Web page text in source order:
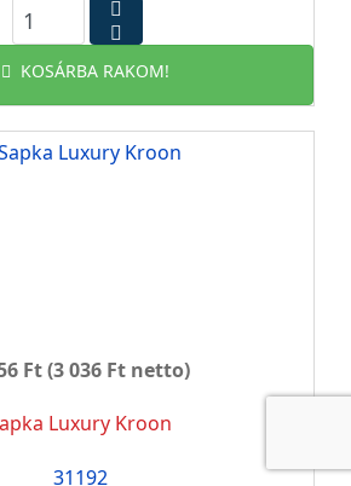
KOSÁRBA RAKOM!
Ft(3 036 Ft netto)
Luxury Kroon
31192